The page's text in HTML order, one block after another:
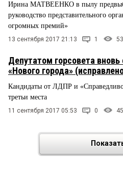
Ирина МАТВЕЕНКО в пылу
руководство представительного
огромных премий»
13 сентября 2017 21:13 1
Депутатом горсовета
«Нового города»
Кандидаты от ЛДПР и
третьи места
11 сентября 2017 05:53 0